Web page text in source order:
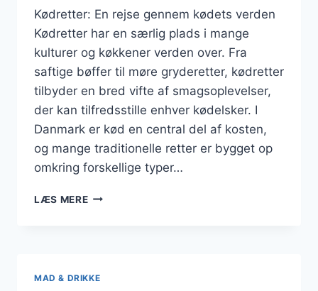
Kødretter: En rejse gennem kødets verden
Kødretter har en særlig plads i mange
kulturer og køkkener verden over. Fra
saftige bøffer til møre gryderetter, kødretter
tilbyder en bred vifte af smagsoplevelser,
der kan tilfredsstille enhver kødelsker. I
Danmark er kød en central del af kosten,
og mange traditionelle retter er bygget op
omkring forskellige typer…
LÆS MEREKØDRETTER
MAD & DRIKKE